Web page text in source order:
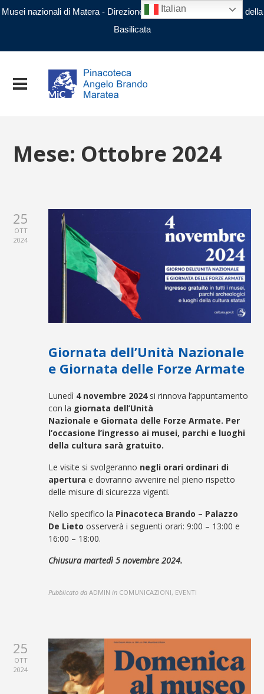
Musei nazionali di Matera - Direzione regionale Musei nazionali della
Basilicata
Mese: Ottobre 2024
25
OTT
2024
Giornata dell’Unità Nazionale
e Giornata delle Forze Armate
Lunedì 4 novembre 2024si rinnova l’appuntamento
con la giornata dell’Unità
Nazionale e Giornata delle Forze Armate. Per
l’occasione l’ingresso ai musei, parchi e luoghi
della cultura sarà gratuito.
Le visite si svolgeranno negli orari ordinari di
apertura e dovranno avvenire nel pieno rispetto
delle misure di sicurezza vigenti.
Nello specifico la Pinacoteca Brando – Palazzo
De Lieto osserverà i seguenti orari: 9:00 – 13:00 e
16:00 – 18:00.
Chiusura martedì 5 novembre 2024.
Pubblicato da ADMIN in COMUNICAZIONI, EVENTI
25
OTT
2024
Italian